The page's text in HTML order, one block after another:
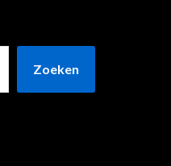
Zoeken